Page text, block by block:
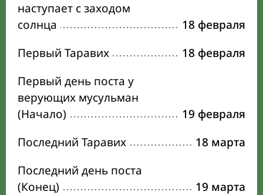
наступает с заходом
солнца
18 февраля
Первый Таравих
18 февраля
Первый день поста у
верующих мусульман
(Начало)
19 февраля
Последний Таравих
18 марта
Последний день поста
(Конец)
19 марта